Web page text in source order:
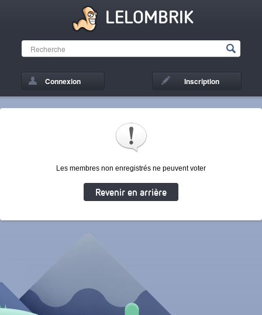
LELOMBRIK
Connexion Inscription
Les membres non enregistrés ne peuvent voter
Revenir en arrière